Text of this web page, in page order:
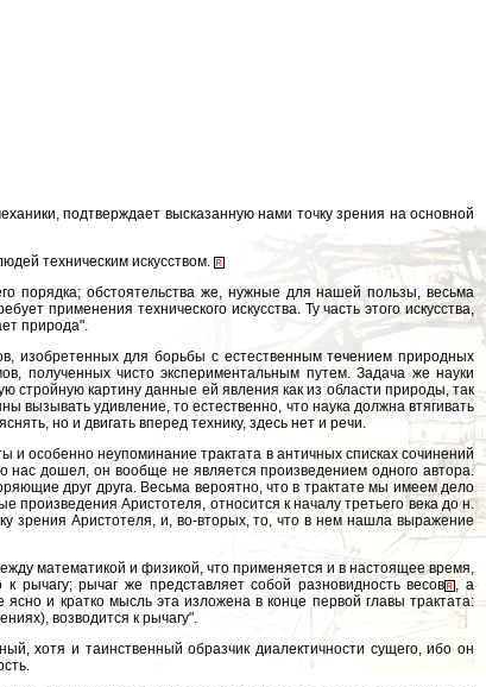
подтверждает высказанную нами точку зрения на основной
техническим искусством.
порядка; обстоятельства же, нужные для нашей пользы, весьма
применения технического искусства. Ту часть этого искусства,
природа".
изобретенных для борьбы с естественным течением природных
полученных чисто экспериментальным путем. Задача же науки
стройную картину данные ей явления как из области природы, так
вызывать удивление, то естественно, что наука должна втягивать
но и двигать вперед технику, здесь нет и речи.
особенно неупоминание трактата в античных списках сочинений
нас дошел, он вообще не является произведением одного автора.
друг друга. Весьма вероятно, что в трактате мы имеем дело
Аристотеля, относится к началу третьего века до н.
зрения Аристотеля, и, во-вторых, то, что в нем нашла выражение
математикой и физикой, что применяется и в настоящее время,
рычагу; рычаг же представляет собой разновидность весов
, а
и кратко мысль эта изложена в конце первой главы трактата:
возводится к рычагу".
хотя и таинственный образчик диалектичности сущего, ибо он